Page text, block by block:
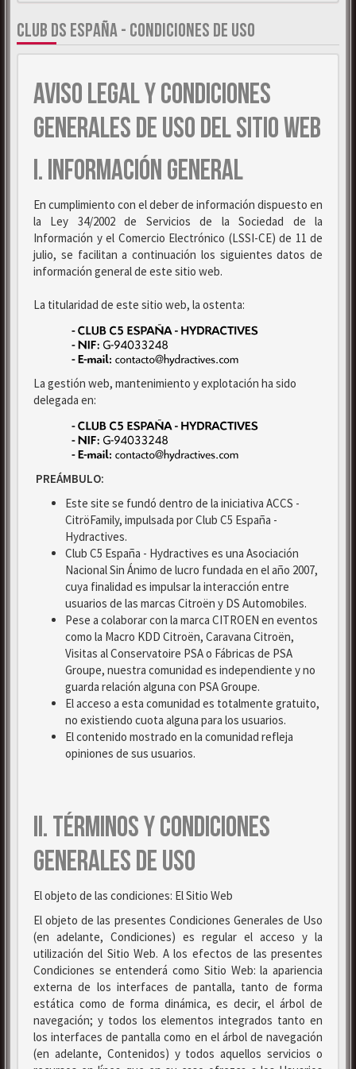
CLUB DS ESPAÑA - CONDICIONES DE USO
AVISO LEGAL Y CONDICIONES
GENERALES DE USO DEL SITIO WEB
I. INFORMACIÓN GENERAL
En cumplimiento con el deber de información dispuesto en
la Ley 34/2002 de Servicios de la Sociedad de la
Información y el Comercio Electrónico (LSSI-CE) de 11 de
julio, se facilitan a continuación los siguientes datos de
información general de este sitio web.
La titularidad de este sitio web, la ostenta:
La gestión web, mantenimiento y explotación ha sido
delegada en:
PREÁMBULO:
Este site se fundó dentro de la iniciativa ACCS -
CitröFamily, impulsada por Club C5 España -
Hydractives.
Club C5 España - Hydractives es una Asociación
Nacional Sin Ánimo de lucro fundada en el año 2007,
cuya finalidad es impulsar la interacción entre
usuarios de las marcas Citroën y DS Automobiles.
Pese a colaborar con la marca CITROEN en eventos
como la Macro KDD Citroën, Caravana Citroën,
Visitas al Conservatoire PSA o Fábricas de PSA
Groupe, nuestra comunidad es independiente y no
guarda relación alguna con PSA Groupe.
El acceso a esta comunidad es totalmente gratuito,
no existiendo cuota alguna para los usuarios.
El contenido mostrado en la comunidad refleja
opiniones de sus usuarios.
II. TÉRMINOS Y CONDICIONES
GENERALES DE USO
El objeto de las condiciones: El Sitio Web
El objeto de las presentes Condiciones Generales de Uso
(en adelante, Condiciones) es regular el acceso y la
utilización del Sitio Web. A los efectos de las presentes
Condiciones se entenderá como Sitio Web: la apariencia
externa de los interfaces de pantalla, tanto de forma
estática como de forma dinámica, es decir, el árbol de
navegación; y todos los elementos integrados tanto en
los interfaces de pantalla como en el árbol de navegación
(en adelante, Contenidos) y todos aquellos servicios o